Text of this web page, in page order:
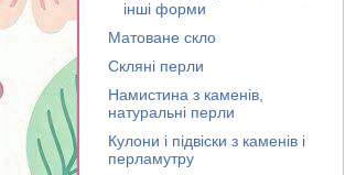
інші форми
Матоване скло
Скляні перли
Намистина з каменів,
натуральні перли
Кулони і підвіски з каменів і
перламутру